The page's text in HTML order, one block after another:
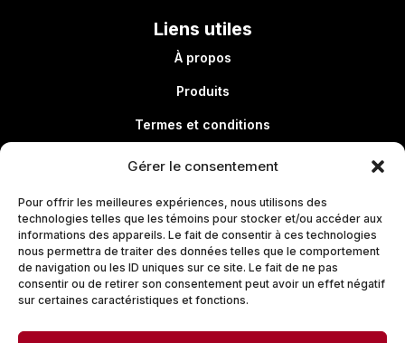
Gérer le consentement
Pour offrir les meilleures expériences, nous utilisons des
technologies telles que les témoins pour stocker et/ou accéder aux
informations des appareils. Le fait de consentir à ces technologies
nous permettra de traiter des données telles que le comportement
de navigation ou les ID uniques sur ce site. Le fait de ne pas
consentir ou de retirer son consentement peut avoir un effet négatif
sur certaines caractéristiques et fonctions.
Liens utiles
À propos
Produits
Termes et conditions
Politique de confidentialité
Liens utiles
À propos
Produits